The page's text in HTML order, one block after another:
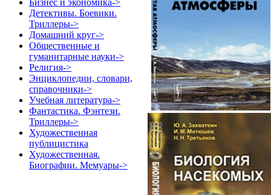
Бизнес и экономика->
Детективы. Боевики.
Триллеры->
Домашний круг->
Общественные и
гуманитарные науки->
Религия->
Энциклопедии, словари,
справочники->
Учебная литература->
Фантастика. Фэнтези.
Триллеры->
Художественная
публицистика
Художественная.
Биографии. Мемуары->